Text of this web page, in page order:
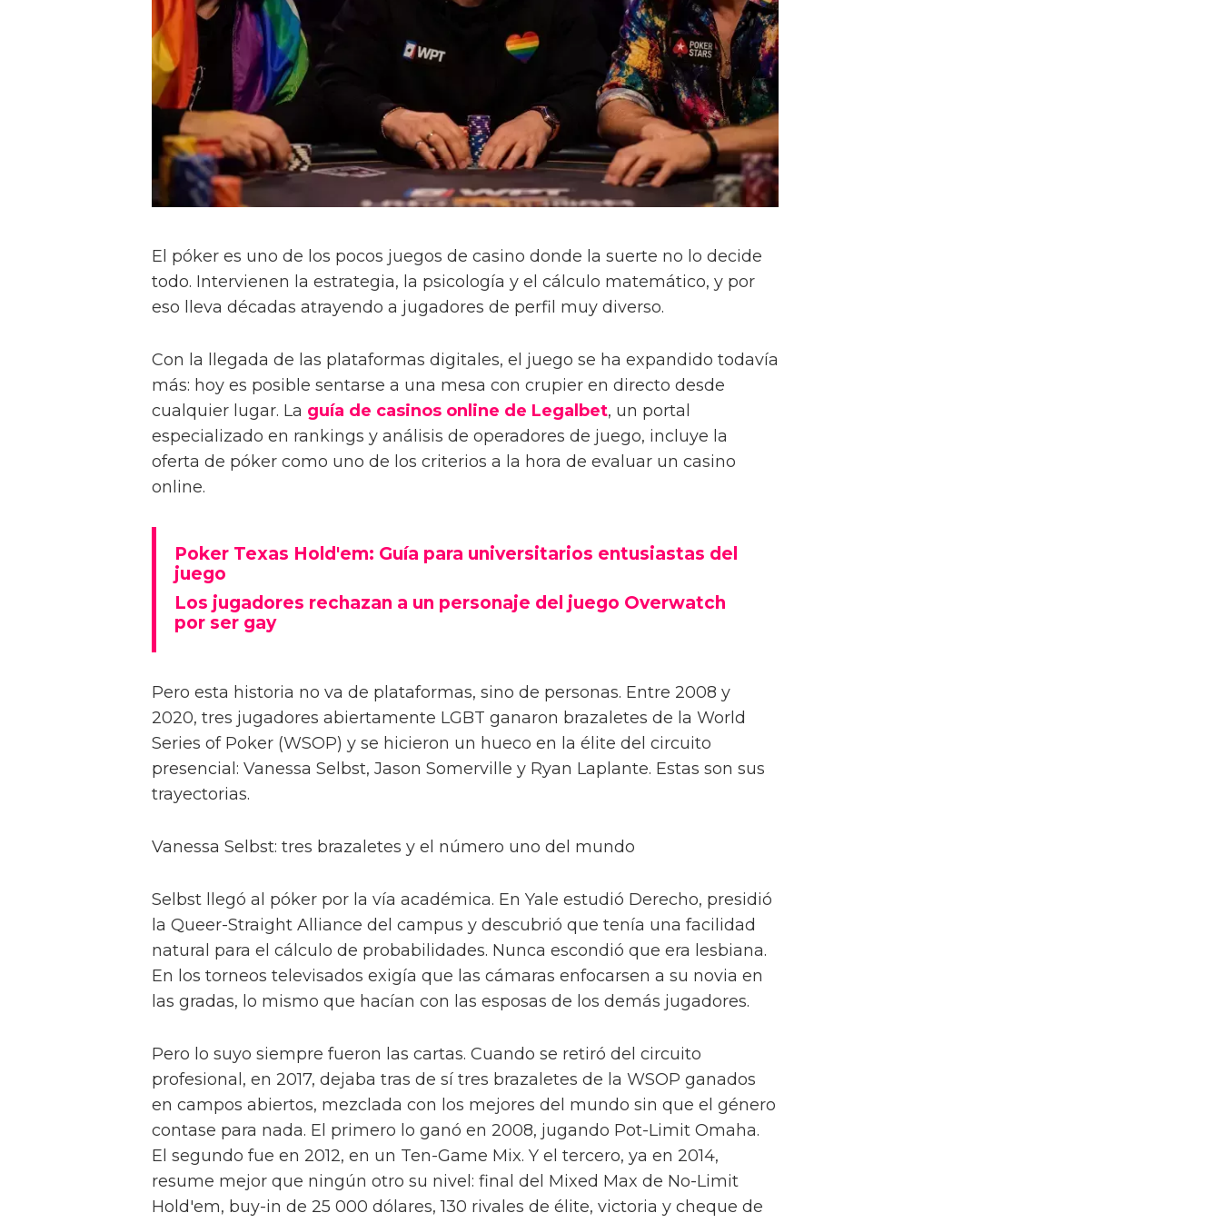
El póker es uno de los pocos juegos de casino donde la suerte no lo decide
todo. Intervienen la estrategia, la psicología y el cálculo matemático, y por
eso lleva décadas atrayendo a jugadores de perfil muy diverso.
Con la llegada de las plataformas digitales, el juego se ha expandido todavía
más: hoy es posible sentarse a una mesa con crupier en directo desde
cualquier lugar. La guía de casinos online de Legalbet, un portal
especializado en rankings y análisis de operadores de juego, incluye la
oferta de póker como uno de los criterios a la hora de evaluar un casino
online.
Poker Texas Hold'em: Guía para universitarios entusiastas del
juego
Los jugadores rechazan a un personaje del juego Overwatch
por ser gay
Pero esta historia no va de plataformas, sino de personas. Entre 2008 y
2020, tres jugadores abiertamente LGBT ganaron brazaletes de la World
Series of Poker (WSOP) y se hicieron un hueco en la élite del circuito
presencial: Vanessa Selbst, Jason Somerville y Ryan Laplante. Estas son sus
trayectorias.
Vanessa Selbst: tres brazaletes y el número uno del mundo
Selbst llegó al póker por la vía académica. En Yale estudió Derecho, presidió
la Queer-Straight Alliance del campus y descubrió que tenía una facilidad
natural para el cálculo de probabilidades. Nunca escondió que era lesbiana.
En los torneos televisados exigía que las cámaras enfocarsen a su novia en
las gradas, lo mismo que hacían con las esposas de los demás jugadores.
Pero lo suyo siempre fueron las cartas. Cuando se retiró del circuito
profesional, en 2017, dejaba tras de sí tres brazaletes de la WSOP ganados
en campos abiertos, mezclada con los mejores del mundo sin que el género
contase para nada. El primero lo ganó en 2008, jugando Pot-Limit Omaha.
El segundo fue en 2012, en un Ten-Game Mix. Y el tercero, ya en 2014,
resume mejor que ningún otro su nivel: final del Mixed Max de No-Limit
Hold'em, buy-in de 25 000 dólares, 130 rivales de élite, victoria y cheque de